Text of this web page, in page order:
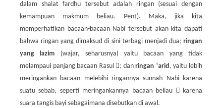
dalam shalat fardhu tersebut adalah ringan (sesuai dengan
kemampuan makmum beliau. Pent). Maka, jika kita
memperhatikan bacaan-bacaan Nabi tersebut akan kita dapati
bahwa ringan yang dimaksud di sini terbagi menjadi dua; ringan
yang lazim (wajar, seharusnya) yaitu bacaan yang tidak
melampaui panjang bacaan Rasul ; danringan ‘arid, yaitu lebih
meringankan bacaan melebihi ringannya sunnah Nabi karena
suatu sebab, seperti meringankannya bacaan beliau  karena
suara tangis bayi sebagaimana disebutkan di awal.